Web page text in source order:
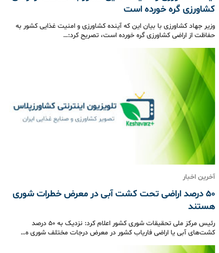
کشاورزی گره خورده است
وزیر جهاد کشاورزی با بیان این که آینده کشاورزی و امنیت غذایی کشور به
حفاظت از اراضی کشاورزی گره خورده است، تصریح کرد:…
آخرین اخبار
50 درصد اراضی تحت کشت آبی در معرض خطرات شوری
هستند
رئیس مرکز ملی تحقیقات شوری کشور اعلام کرد: نزدیک به 50 درصد
کشت‌های آبی یا اراضی فاریاب کشور در معرض درجات مختلف شوری ه…